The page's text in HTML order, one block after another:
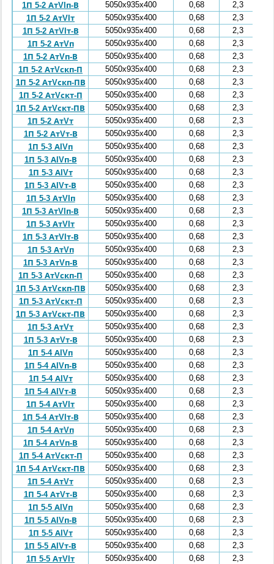
1П 5-2 АтVIп-В
5050x935x400 0,68
2,3
1П 5-2 АтVIт
5050x935x400 0,68
2,3
1П 5-2 АтVIт-В
5050x935x400 0,68
2,3
1П 5-2 АтVп
5050x935x400 0,68
2,3
1П 5-2 АтVп-В
5050x935x400 0,68
2,3
1П 5-2 АтVскп-П
5050x935x400 0,68
2,3
1П 5-2 АтVскп-ПВ
5050x935x400 0,68
2,3
1П 5-2 АтVскт-П
5050x935x400 0,68
2,3
1П 5-2 АтVскт-ПВ
5050x935x400 0,68
2,3
1П 5-2 АтVт
5050x935x400 0,68
2,3
1П 5-2 АтVт-В
5050x935x400 0,68
2,3
1П 5-3 АIVп
5050x935x400 0,68
2,3
1П 5-3 АIVп-В
5050x935x400 0,68
2,3
1П 5-3 АIVт
5050x935x400 0,68
2,3
1П 5-3 АIVт-В
5050x935x400 0,68
2,3
1П 5-3 АтVIп
5050x935x400 0,68
2,3
1П 5-3 АтVIп-В
5050x935x400 0,68
2,3
1П 5-3 АтVIт
5050x935x400 0,68
2,3
1П 5-3 АтVIт-В
5050x935x400 0,68
2,3
1П 5-3 АтVп
5050x935x400 0,68
2,3
1П 5-3 АтVп-В
5050x935x400 0,68
2,3
1П 5-3 АтVскп-П
5050x935x400 0,68
2,3
1П 5-3 АтVскп-ПВ
5050x935x400 0,68
2,3
1П 5-3 АтVскт-П
5050x935x400 0,68
2,3
1П 5-3 АтVскт-ПВ
5050x935x400 0,68
2,3
1П 5-3 АтVт
5050x935x400 0,68
2,3
1П 5-3 АтVт-В
5050x935x400 0,68
2,3
1П 5-4 АIVп
5050x935x400 0,68
2,3
1П 5-4 АIVп-В
5050x935x400 0,68
2,3
1П 5-4 АIVт
5050x935x400 0,68
2,3
1П 5-4 АIVт-В
5050x935x400 0,68
2,3
1П 5-4 АтVIт
5050x935x400 0,68
2,3
1П 5-4 АтVIт-В
5050x935x400 0,68
2,3
1П 5-4 АтVп
5050x935x400 0,68
2,3
1П 5-4 АтVп-В
5050x935x400 0,68
2,3
1П 5-4 АтVскт-П
5050x935x400 0,68
2,3
1П 5-4 АтVскт-ПВ
5050x935x400 0,68
2,3
1П 5-4 АтVт
5050x935x400 0,68
2,3
1П 5-4 АтVт-В
5050x935x400 0,68
2,3
1П 5-5 АIVп
5050x935x400 0,68
2,3
1П 5-5 АIVп-В
5050x935x400 0,68
2,3
1П 5-5 АIVт
5050x935x400 0,68
2,3
1П 5-5 АIVт-В
5050x935x400 0,68
2,3
1П 5-5 АтVIт
5050x935x400 0,68
2,3